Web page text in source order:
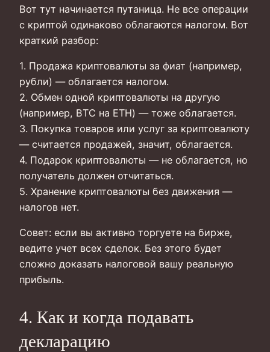
Вот тут начинается путаница. Не все операции
с криптой одинаково облагаются налогом. Вот
краткий разбор:
1. Продажа криптовалюты за фиат (например,
рубли) — облагается налогом.
2. Обмен одной криптовалюты на другую
(например, BTC на ETH) — тоже облагается.
3. Покупка товаров или услуг за криптовалюту
— считается продажей, значит, облагается.
4. Подарок криптовалюты — не облагается, но
получатель должен отчитаться.
5. Хранение криптовалюты без движения —
налогов нет.
Совет: если вы активно торгуете на бирже,
ведите учет всех сделок. Без этого будет
сложно доказать налоговой вашу реальную
прибыль.
4. Как и когда подавать
декларацию